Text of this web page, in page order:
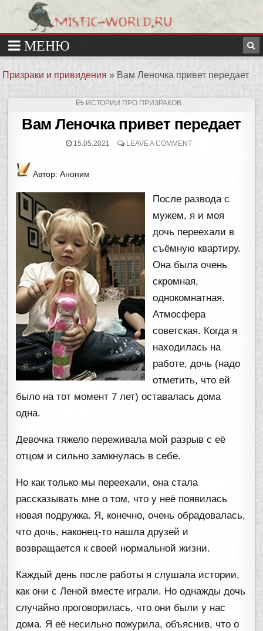
Призраки и привидения » Вам Леночка привет передает
ОПУБЛИКОВАНО
ИСТОРИИ ПРО ПРИЗРАКОВ
Вам Леночка привет передает
15.05.2021 LEAVE A COMMENT
Автор: Аноним
После развода с
мужем, я и моя
дочь переехали в
съёмную квартиру.
Она была очень
скромная,
однокомнатная.
Атмосфера
советская. Когда я
находилась на
работе, дочь (надо
отметить, что ей
было на тот момент 7 лет) оставалась дома
одна.
Девочка тяжело переживала мой разрыв с её
отцом и сильно замкнулась в себе.
Но как только мы переехали, она стала
рассказывать мне о том, что у неё появилась
новая подружка. Я, конечно, очень обрадовалась,
что дочь, наконец-то нашла друзей и
возвращается к своей нормальной жизни.
Каждый день после работы я слушала истории,
как они с Леной вместе играли. Но однажды дочь
случайно проговорилась, что они были у нас
дома. Я её несильно пожурила, объяснив, что о